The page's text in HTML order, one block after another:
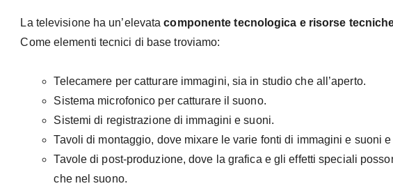
La televisione ha un’elevatacomponente tecnologica e risorse
Come elementi tecnici di base troviamo:
Telecamere per catturare immagini, sia in studio che all’aperto.
Sistema microfonico per catturare il suono.
Sistemi di registrazione di immagini e suoni.
Tavoli di montaggio, dove mixare le varie fonti di immagini e suoni
Tavole di post-produzione, dove la grafica e gli effetti speciali
che nel suono.